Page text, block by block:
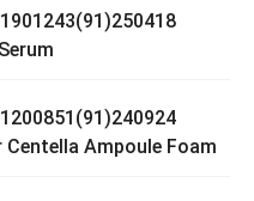
Ampoule Foam